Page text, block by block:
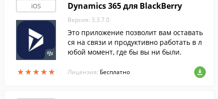
iOS
★★★★★
★★★★★
Dynamics 365 для BlackBerry
Версия: 3.3.7.0
Это приложение позволит вам оставать
ся на связи и продуктивно работать в л
юбой момент, где бы вы ни были.
Лицензия: Бесплатно